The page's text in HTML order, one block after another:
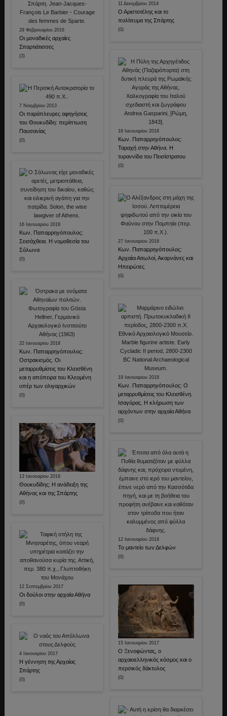
29 Φεβρουαρίου 2016
Οι μοναδικές αρχαίες
Σπαρτιάτισσες
(3)
7 Νοεμβρίου 2013
Οι παράπλευρες αφηγήσεις
του Θουκυδίδη: περίπτωση
Παυσανίας
(0)
16 Ιανουαρίου 2018
Κων. Παπαρρηγόπουλος:
Σεισάχθεια. Η νομοθεσία του
Σόλωνα
(0)
22 Ιανουαρίου 2018
Κων. Παπαρρηγόπουλος:
Οστρακισμός. Οι
μεταρρυθμίσεις του Κλεισθένη
και η απόπειρα του Κλεομένη
υπέρ των ολιγαρχικών
(0)
13 Ιανουαρίου 2018
Θουκυδίδης: Η ανάδειξη της
Αθήνας και της Σπάρτης
(0)
12 Σεπτεμβρίου 2017
Οι δούλοι στην αρχαία Αθήνα
(0)
4 Ιανουαρίου 2017
Η γέννηση της Αρχαίας
Σπάρτης
(0)
11 Δεκεμβρίου 2014
Ο Αριστοτέλης και το
πολίτευμα της Σπάρτης
(0)
18 Ιανουαρίου 2018
Κων. Παπαρρηγόπουλος:
Ταραχή στην Αθήνα. Η
τυραννίδα του Πεισίστρατου
(0)
27 Ιανουαρίου 2018
Κων. Παπαρρηγόπουλος:
Αρχαίοι Αιτωλοί, Ακαρνάνες και
Ηπειρώτες
(0)
19 Ιανουαρίου 2018
Κων. Παπαρρηγόπουλος: Ο
μεταρρυθμίσεις του Κλεισθένη.
Ισαγόρας. Η κλήρωση των
αρχόντων στην αρχαία Αθήνα
(0)
12 Ιανουαρίου 2018
Το μαντείο των Δελφών
(0)
15 Ιανουαρίου 2017
Ο Ξενοφώντας, ο
αρχαιοελληνικός κόσμος και ο
περσικός δάκτυλος
(0)